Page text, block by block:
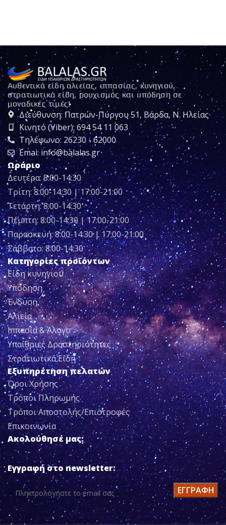
Αυθεντικά είδη αλιείας, ιππασίας, κυνηγιού,
στρατιωτικά είδη, ρουχισμός και υπόδηση σε
μοναδικές τιμές!
Διεύθυνση: Πατρών-Πύργου 51, Βάρδα, Ν. Ηλείας
Κινητό (Viber): 694 54 11 063
Τηλέφωνο: 26230 - 62000
Emai: info@balalas.gr
Ωράριο
Δευτέρα: 8:00-14:30
Τρίτη: 8:00-14:30 | 17:00-21:00
Τετάρτη: 8:00-14:30
Πέμπτη: 8:00-14:30 | 17:00-21:00
Παρασκευή: 8:00-14:30 | 17:00-21:00
Σάββατο: 8:00-14:30
Κατηγορίες προϊόντων
Είδη κυνηγιού
Υπόδηση
Ένδυση
Αλιεία
Ιππασία & Άλογο
Υπαίθριες Δραστηριότητες
Στρατιωτικά Είδη
Εξυπηρέτηση πελατών
Όροι Χρήσης
Τρόποι Πληρωμής
Τρόποι Αποστολής/Επιστροφές
Επικοινωνία
Ακολούθησέ μας:
Εγγραφή στο newsletter: